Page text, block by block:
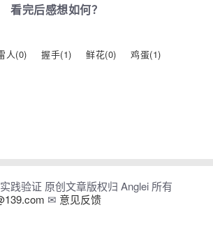
看完后感想如何？
人(0) 握手(1) 鲜花(0) 鸡蛋(1)
践验证 原创文章版权归 Anglei 所有
✉ 意见反馈